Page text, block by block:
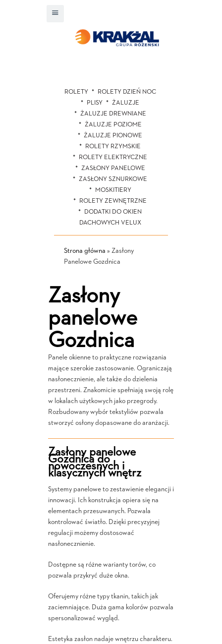
ROLETY
ROLETY DZIEŃ NOC
PLISY
ŻALUZJE
ŻALUZJE DREWNIANE
ŻALUZJE POZIOME
ŻALUZJE PIONOWE
ROLETY RZYMSKIE
ROLETY ELEKTRYCZNE
ZASŁONY PANELOWE
ZASŁONY SZNURKOWE
MOSKITIERY
ROLETY ZEWNĘTRZNE
DODATKI DO OKIEN
DACHOWYCH VELUX
Strona główna » Zasłony
Panelowe Gozdnica
Zasłony
panelowe
Gozdnica
Panele okienne to praktyczne rozwiązania
mające szerokie zastosowanie. Ograniczają
nasłonecznienie, ale także do dzielenia
przestrzeni. Znakomicie spełniają swoją rolę
w lokalach użytkowych jako przegrody.
Rozbudowany wybór tekstyliów pozwala
stworzyć osłony dopasowane do aranżacji.
Zasłony panelowe
Gozdnica do
nowoczesnych i
klasycznych wnętrz
Systemy panelowe to zestawienie elegancji i
innowacji. Ich konstrukcja opiera się na
elementach przesuwanych. Pozwala
kontrolować światło. Dzięki precyzyjnej
regulacji możemy dostosować
nasłonecznienie.
Dostępne są różne warianty torów, co
pozwala przykryć duże okna.
Oferujemy różne typy tkanin, takich jak
zaciemniające. Duża gama kolorów pozwala
spersonalizować wygląd.
Estetyka zasłon nadaje wnętrzu charakteru.